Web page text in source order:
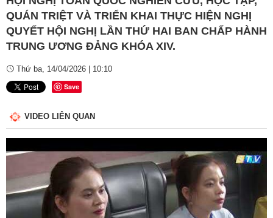
QUÁN TRIỆT VÀ TRIỂN KHAI THỰC HIỆN NGHỊ
QUYẾT HỘI NGHỊ LẦN THỨ HAI BAN CHẤP HÀNH
TRUNG ƯƠNG ĐẢNG KHÓA XIV.
Thứ ba, 14/04/2026 | 10:10
Save
VIDEO LIÊN QUAN